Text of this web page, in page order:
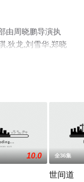
由周晓鹏导演执
,狄龙,刘雪华,郑晓
员精彩演绎的大陆
影院，更多相关信
10.0 全36集
世间道